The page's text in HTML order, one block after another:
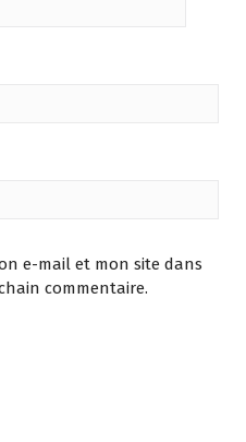
e-mail et mon site dans
commentaire.